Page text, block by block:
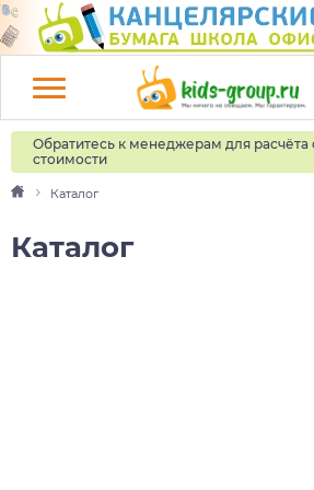
Обратитесь к менеджерам для расчёта
стоимости
Каталог
Каталог